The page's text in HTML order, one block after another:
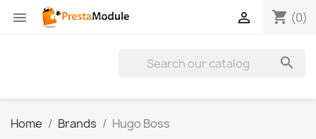
 shopping_cart (0)


Home Brands Hugo Boss